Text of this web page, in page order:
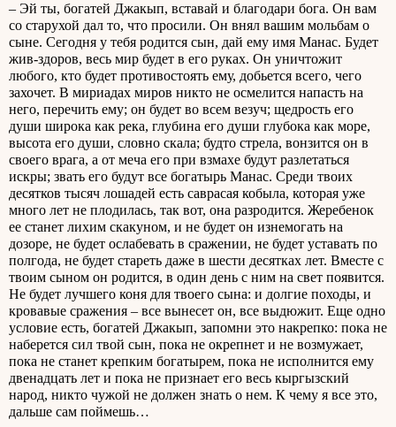
– Эй ты, богатей Джакып, вставай и благодари бога. Он вам
со старухой дал то, что просили. Он внял вашим мольбам о
сыне. Сегодня у тебя родится сын, дай ему имя Манас. Будет
жив-здоров, весь мир будет в его руках. Он уничтожит
любого, кто будет противостоять ему, добьется всего, чего
захочет. В мириадах миров никто не осмелится напасть на
него, перечить ему; он будет во всем везуч; щедрость его
души широка как река, глубина его души глубока как море,
высота его души, словно скала; будто стрела, вонзится он в
своего врага, а от меча его при взмахе будут разлетаться
искры; звать его будут все богатырь Манас. Среди твоих
десятков тысяч лошадей есть саврасая кобыла, которая уже
много лет не плодилась, так вот, она разродится. Жеребенок
ее станет лихим скакуном, и не будет он изнемогать на
дозоре, не будет ослабевать в сражении, не будет уставать по
полгода, не будет стареть даже в шести десятках лет. Вместе с
твоим сыном он родится, в один день с ним на свет появится.
Не будет лучшего коня для твоего сына: и долгие походы, и
кровавые сражения – все вынесет он, все выдюжит. Еще одно
условие есть, богатей Джакып, запомни это накрепко: пока не
наберется сил твой сын, пока не окрепнет и не возмужает,
пока не станет крепким богатырем, пока не исполнится ему
двенадцать лет и пока не признает его весь кыргызский
народ, никто чужой не должен знать о нем. К чему я все это,
дальше сам поймешь…